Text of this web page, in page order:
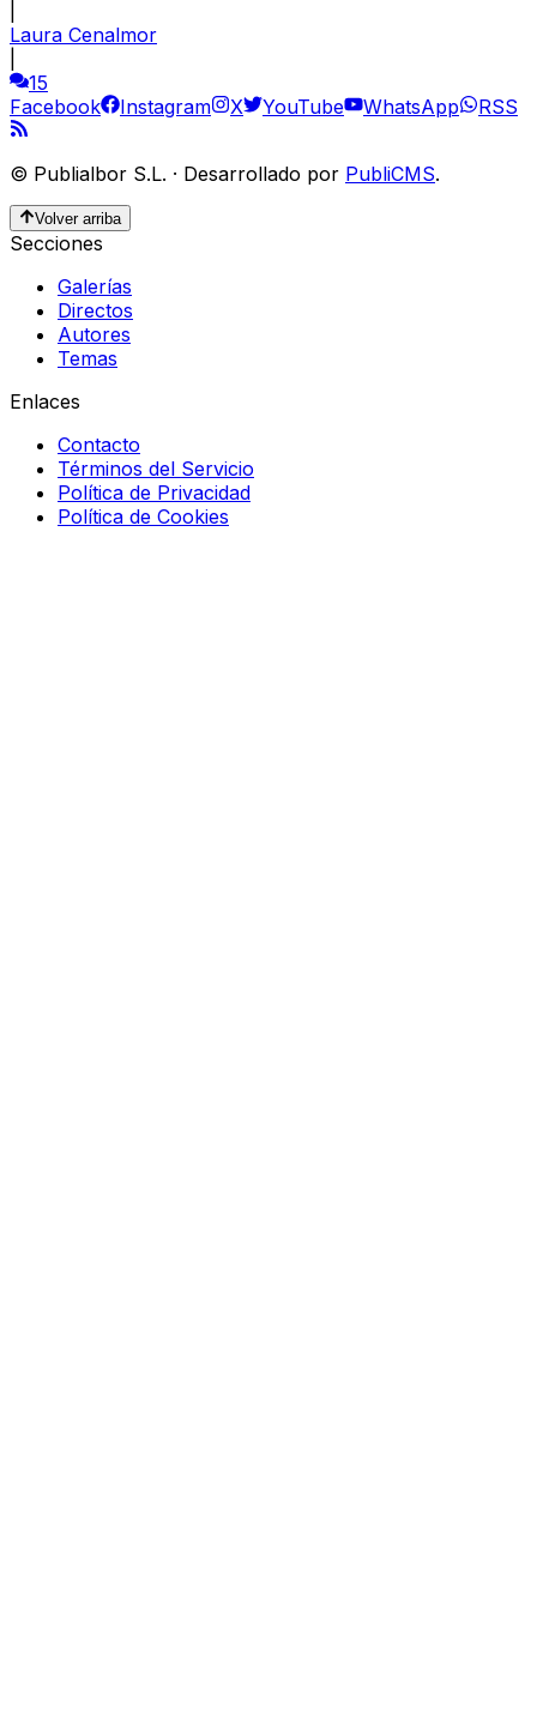
Laura Cenalmor
15
Facebook
Instagram X YouTube WhatsApp RSS
© Publialbor S.L. · Desarrollado por PubliCMS.
Volver arriba
Secciones
Galerías
Directos
Autores
Temas
Enlaces
Contacto
Términos del Servicio
Política de Privacidad
Política de Cookies